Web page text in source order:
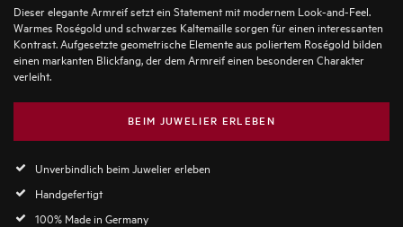
Dieser elegante Armreif setzt ein Statement mit modernem Look-and-Feel.
Warmes Roségold und schwarzes Kaltemaille sorgen für einen interessanten
Kontrast. Aufgesetzte geometrische Elemente aus poliertem Roségold bilden
einen markanten Blickfang, der dem Armreif einen besonderen Charakter
verleiht.
BEIM JUWELIER ERLEBEN
Unverbindlich beim Juwelier erleben
Handgefertigt
100% Made in Germany